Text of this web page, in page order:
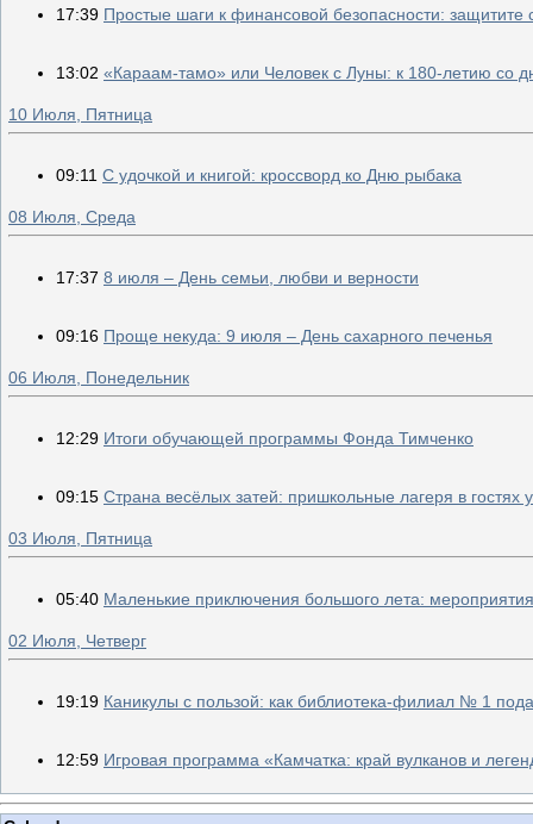
17:39 Простые шаги к финансовой безопасности: защитите
13:02 «Караам-тамо» или Человек с Луны: к 180-летию со
10 Июля, Пятница
09:11 С удочкой и книгой: кроссворд ко Дню рыбака
08 Июля, Среда
17:37 8 июля – День семьи, любви и верности
09:16 Проще некуда: 9 июля – День сахарного печенья
06 Июля, Понедельник
12:29 Итоги обучающей программы Фонда Тимченко
09:15 Страна весёлых затей: пришкольные лагеря в гостях
03 Июля, Пятница
05:40 Маленькие приключения большого лета:
02 Июля, Четверг
19:19 Каникулы с пользой: как библиотека‐филиал № 1
12:59 Игровая программа «Камчатка: край вулканов и